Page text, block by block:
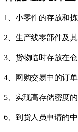
1、小零件的存放和拣
2、生产线零部件及其
3、货物临时存放在仓
4、网购交易中的订单
5、实现高存储密度的
6、到货人员申请的中